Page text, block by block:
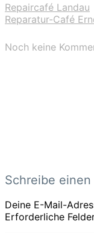
Repaircafé Landau
Reparatur-Café
Noch keine
Schreibe
Deine E-Mail-
Erforderliche